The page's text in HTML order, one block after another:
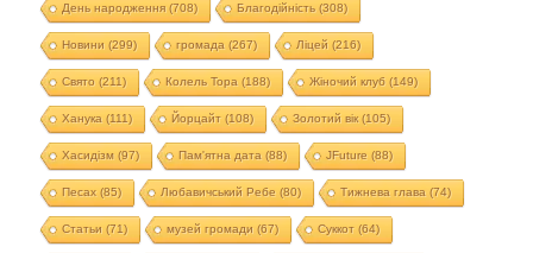
День народження(708) Благодійність (308)
Новини (299) громада (267) Ліцей (216)
Свято (211) Колель Тора (188) Жіночий клуб (149)
Ханука (111) Йорцайт (108) Золотий вік(105)
Хасидізм (97) Пам'ятна дата (88) JFuture (88)
Песах(85) Любавичський Ребе (80) Тижнева глава (74)
Статьи (71) музей громади (67) Суккот (64)